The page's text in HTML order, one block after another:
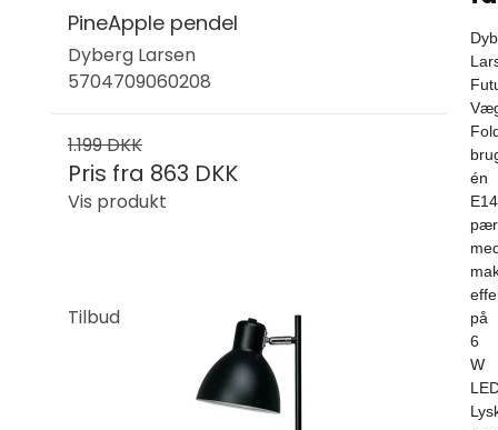
PineApple pendel
Dyberg Larsen
5704709060208
1.199 DKK
Pris fra 863 DKK
Vis produkt
Tilbud
én
på
6
W